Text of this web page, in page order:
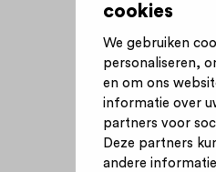
cookies
We gebruiken
personaliseren,
en om ons
informatie over
partners voor
Deze partners
andere